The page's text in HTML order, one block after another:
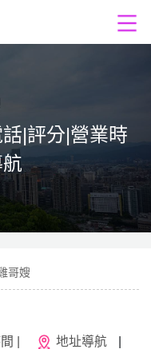
|評分|營業時
哥嫂
| 地址導航